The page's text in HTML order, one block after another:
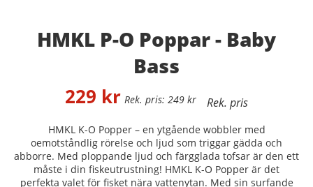
HMKL P-O Poppar - Baby
Bass
249 kr
229 kr
HMKL K-O Popper – en ytgående wobbler med
oemotståndlig rörelse och ljud som triggar gädda och
abborre. Med ploppande ljud och färgglada tofsar är den ett
måste i din fiskeutrustning! HMKL K-O Popper är det
perfekta valet för fisket nära vattenytan. Med sin surfande